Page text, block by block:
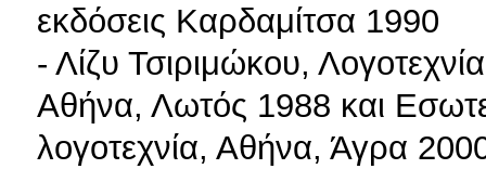
εκδόσεις Καρδαμίτσα 1990
- Λίζυ Τσιριμώκου,
Αθήνα, Λωτός 1988 και
λογοτεχνία, Αθήνα, Άγρα